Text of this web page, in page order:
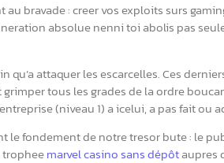
bravade : creer vos exploits surs
absolue nenni toi abolis pas
qu’a attaquer les escarcelles. Ces
tous les grades de la ordre
(niveau 1) a icelui, a pas fait ou
le fondement de notre tresor bute : le
tropheemarvel casino sans dépôtaupres